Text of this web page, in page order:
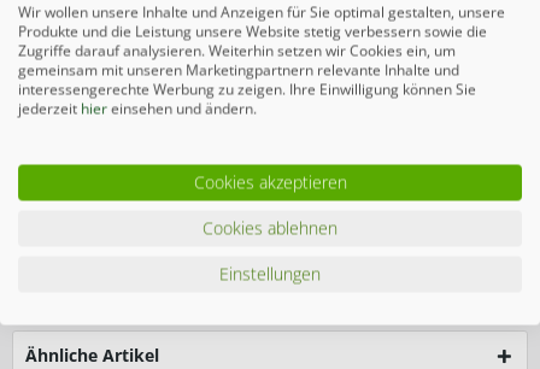
Preise inkl. gesetzlicher MwSt. zzgl. Versandkosten
Merken
Beschreibung
Das maßgefertigte SYSTEM RHOMBUS Tor-Set in Vintage
Oak mit einer Breite von...mehr
Ähnliche Artikel
Wir wollen unsere Inhalte und Anzeigen für Sie optimal gestalten, unsere
Produkte und die Leistung unsere Website stetig verbessern sowie die
Zugriffe darauf analysieren. Weiterhin setzen wir Cookies ein, um
gemeinsam mit unseren Marketingpartnern relevante Inhalte und
interessengerechte Werbung zu zeigen. Ihre Einwilligung können Sie
jederzeit hiereinsehen und ändern.
Cookies akzeptieren
Cookies ablehnen
Einstellungen